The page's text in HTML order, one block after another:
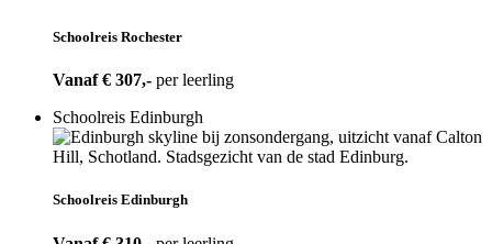
Schoolreis Rochester
Vanaf € 307,- per leerling
Schoolreis Edinburgh
Schoolreis Edinburgh